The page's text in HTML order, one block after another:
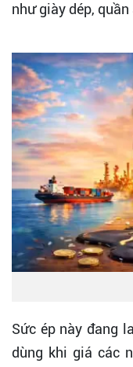
như giày dép,
Sức ép này đang
dùng khi giá các